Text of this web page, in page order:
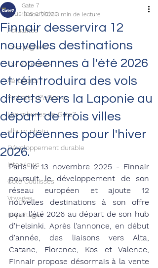
Tous les articles
Actualités
Compagnies
Constructeurs
Aéroports
Portraits d'AvGeeks
Les tribunes de Gate7
album photo
Développement durable
Interviews
Coté Coulisses
Voyages
Reportages
Finnair desservira 12
nouvelles destinations
européennes à l'été 2026
et réintroduira des vols
directs vers la Laponie au
départ de trois villes
européennes pour l'hiver
2026.
Gate 7
13 nov. 20253 min de lecture
Paris le 13 novembre 2025 - Finnair
poursuit le développement de son
réseau européen et ajoute 12
nouvelles destinations à son offre
pour l'été 2026 au départ de son hub
d'Helsinki. Après l'annonce, en début
d'année, des liaisons vers Alta,
Catane, Florence, Kos et Valence,
Finnair propose désormais à la vente